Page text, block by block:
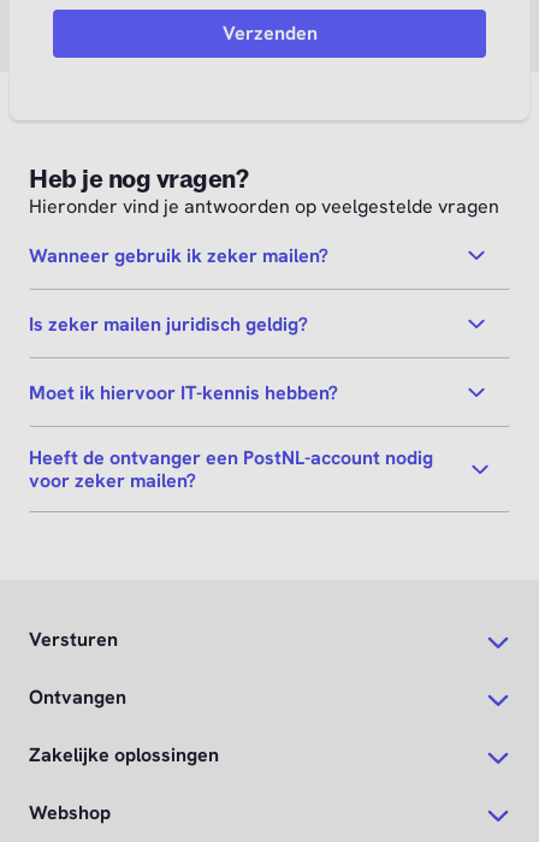
Heb je nog vragen?
Hieronder vind je antwoorden op veelgestelde vragen
Wanneer gebruik ik zeker mailen?
Is zeker mailen juridisch geldig?
Moet ik hiervoor IT-kennis hebben?
Heeft de ontvanger een PostNL-account nodig
voor zeker mailen?
Versturen
Ontvangen
Zakelijke oplossingen
Webshop